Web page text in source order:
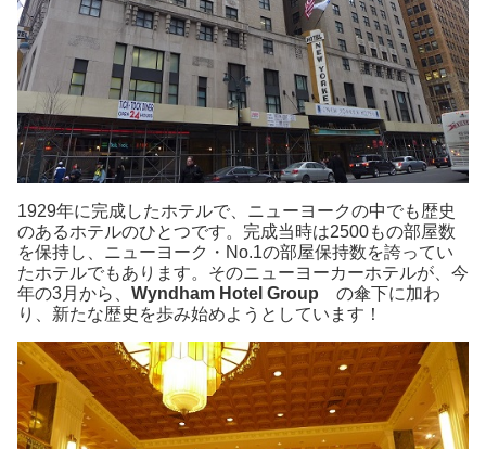
1929年に完成したホテルで、ニューヨークの中でも歴史
のあるホテルのひとつです。完成当時は2500もの部屋数
を保持し、ニューヨーク・No.1の部屋保持数を誇ってい
たホテルでもあります。そのニューヨーカーホテルが、今
年の3月から、 Wyndham Hotel Group の傘下に加わ
り、新たな歴史を歩み始めようとしています！